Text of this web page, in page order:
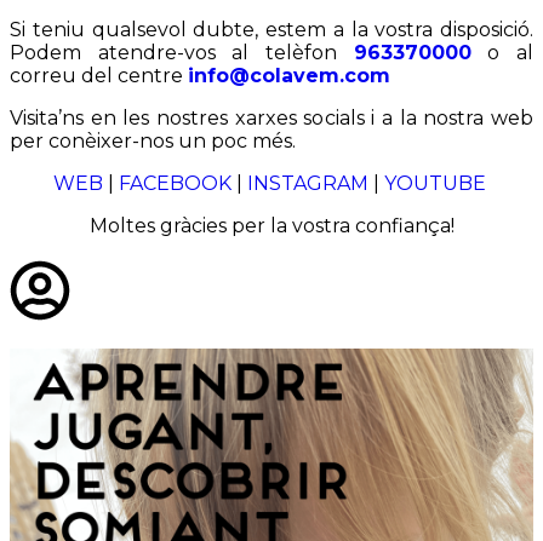
Si teniu qualsevol dubte, estem a la vostra disposició.
Podem atendre-vos al telèfon 963370000o al
correu del centre info@colavem.com
Visita’ns en les nostres xarxes socials i a la nostra web
per conèixer-nos un poc més.
WEB
FACEBOOK INSTAGRAM
YOUTUBE
Moltes gràcies per la vostra confiança!